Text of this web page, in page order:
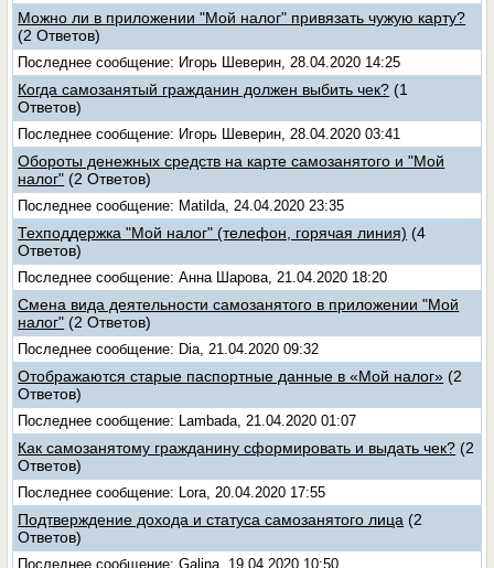
Можно ли в приложении "Мой налог" привязать чужую карту?
(2 Ответов)
Последнее сообщение: Игорь Шеверин, 28.04.2020 14:25
Когда самозанятый гражданин должен выбить чек? (1
Ответов)
Последнее сообщение: Игорь Шеверин, 28.04.2020 03:41
Обороты денежных средств на карте самозанятого и "Мой
налог" (2 Ответов)
Последнее сообщение: Matilda, 24.04.2020 23:35
Техподдержка "Мой налог" (телефон, горячая линия) (4
Ответов)
Последнее сообщение: Анна Шарова, 21.04.2020 18:20
Смена вида деятельности самозанятого в приложении "Мой
налог" (2 Ответов)
Последнее сообщение: Dia, 21.04.2020 09:32
Отображаются старые паспортные данные в «Мой налог» (2
Ответов)
Последнее сообщение: Lambada, 21.04.2020 01:07
Как самозанятому гражданину сформировать и выдать чек? (2
Ответов)
Последнее сообщение: Lora, 20.04.2020 17:55
Подтверждение дохода и статуса самозанятого лица (2
Ответов)
Последнее сообщение: Galina, 19.04.2020 10:50